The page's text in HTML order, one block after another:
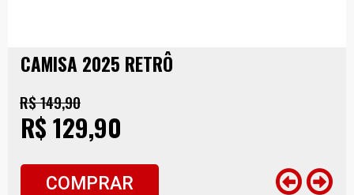
CAMISA 2025 RETRÔ
R$ 149,90
R$ 129,90
COMPRAR